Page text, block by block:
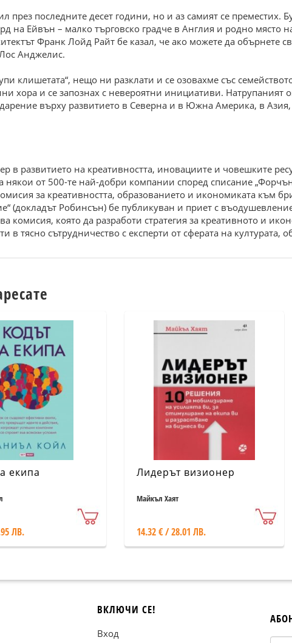
през последните десет години, но и аз самият се преместих.
на Ейвън – малко търговско градче в Англия и родно
Франк Лойд Райт бе казал, че ако можете да обърнете
Анджелис.
клишетата“, нещо ни разклати и се озовахме със
хора и се запознах с невероятни инициативи. Натрупаният
върху развитието в Северна и в Южна Америка, в Азия,
развитието на креативността, иновациите и човешките
от 500-те най-добри компании според списание
за креативността, образованието и икономиката към
(докладът Робинсън) бе публикуван и приет с въодушевление
комисия, която да разработи стратегия за креативното и
тясно сътрудничество с експерти от сферата на културата,
екипа
ЛВ.
Лидерът визионер
Майкъл Хаят
14.32 € / 28.01 ЛВ.
ВКЛЮЧИ СЕ!
Вход